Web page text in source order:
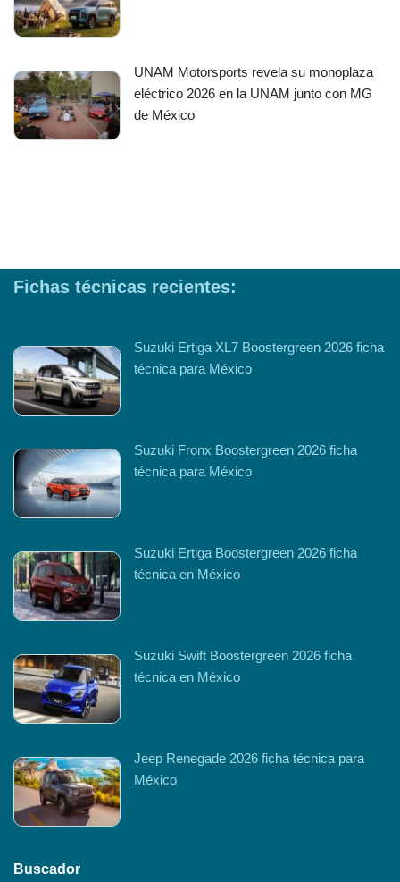
UNAM Motorsports revela su monoplaza
eléctrico 2026 en la UNAM junto con MG
de México
Fichas técnicas recientes:
Suzuki Ertiga XL7 Boostergreen 2026 ficha
técnica para México
Suzuki Fronx Boostergreen 2026 ficha
técnica para México
Suzuki Ertiga Boostergreen 2026 ficha
técnica en México
Suzuki Swift Boostergreen 2026 ficha
técnica en México
Jeep Renegade 2026 ficha técnica para
México
Buscador